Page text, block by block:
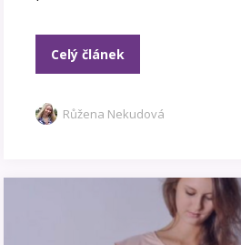
Celý článek
Růžena Nekudová